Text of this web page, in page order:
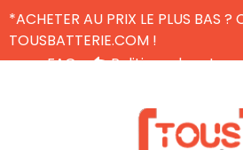
*ACHETER AU PRIX LE PLUS BAS ?
TOUSBATTERIE.COM !
FAQ
Politique de retour